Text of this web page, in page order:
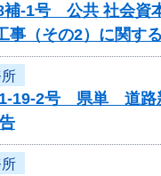
補-1号 公共 社会資
事（その2）に関す
-1-19-2号 県単 道